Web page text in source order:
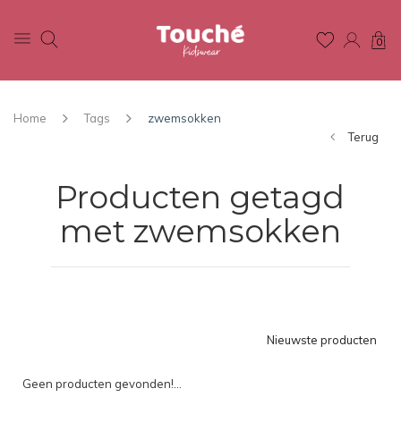
0
Home Tags
zwemsokken
Terug
Producten getagd
met zwemsokken
Nieuwste producten
Geen producten gevonden!...